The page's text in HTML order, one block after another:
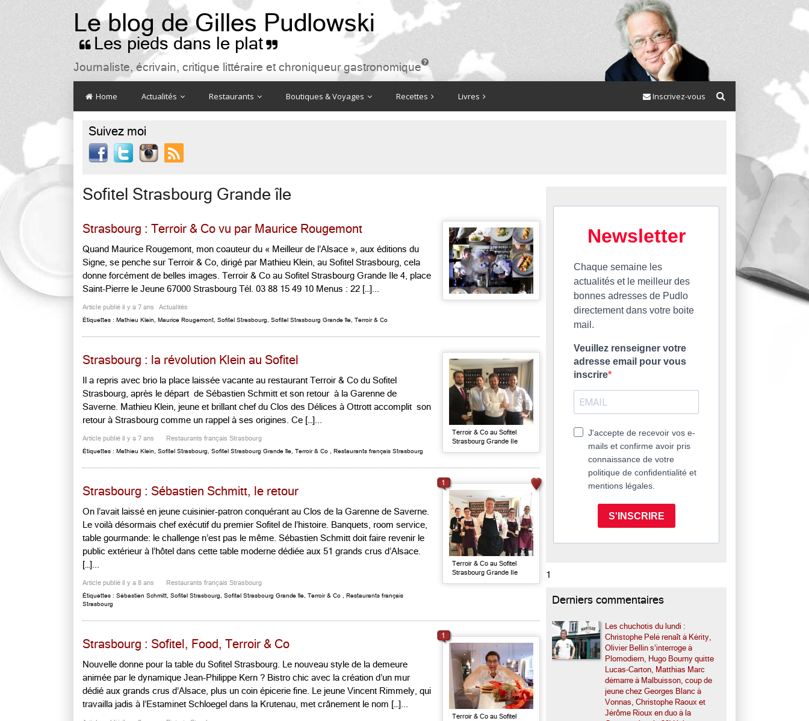
Le blog de Gilles Pudlowski
 Les pieds dans le plat 
Journaliste, écrivain, critique littéraire et chroniqueur gastronomique

Home Actualités Restaurants Boutiques & Voyages Recettes Livres Inscrivez-vous
Suivez moi

Sofitel Strasbourg Grande île
Strasbourg : Terroir & Co vu par Maurice Rougemont
Quand Maurice Rougemont, mon coauteur du « Meilleur de l’Alsace », aux éditions du
Signe, se penche sur Terroir & Co, dirigé par Mathieu Klein, au Sofitel Strasbourg, cela
donne forcément de belles images. Terroir & Co au Sofitel Strasbourg Grande Ile 4, place
Saint-Pierre le Jeune 67000 Strasbourg Tél. 03 88 15 49 10 Menus : 22 […]...
Article publié il y a 7 ans Actualités
Étiquettes : Mathieu Klein Maurice Rougemont Sofitel Strasbourg Sofitel Strasbourg Grande île Terroir & Co
Strasbourg : la révolution Klein au Sofitel
Il a repris avec brio la place laissée vacante au restaurant Terroir & Co du Sofitel
Strasbourg, après le départ de Sébastien Schmitt et son retour à la Garenne de
Saverne. Mathieu Klein, jeune et brillant chef du Clos des Délices à Ottrott accomplit son
retour à Strasbourg comme un rappel à ses origines. Ce […]...
Article publié il y a 7 ans Restaurants français Strasbourg
Étiquettes : Mathieu Klein Sofitel Strasbourg Sofitel Strasbourg Grande île Terroir & Co Restaurants français Strasbourg
Terroir & Co au Sofitel
Strasbourg Grande Ile
Strasbourg : Sébastien Schmitt, le retour
On l’avait laissé en jeune cuisinier-patron conquérant au Clos de la Garenne de Saverne.
Le voilà désormais chef exécutif du premier Sofitel de l’histoire. Banquets, room service,
table gourmande: le challenge n’est pas le même. Sébastien Schmitt doit faire revenir le
public extérieur à l’hôtel dans cette table moderne dédiée aux 51 grands crus d’Alsace.
[…]...
Article publié il y a 8 ans Restaurants français Strasbourg
Étiquettes : Sébastien Schmitt Sofitel Strasbourg Sofitel Strasbourg Grande île Terroir & Co
Restaurants français
Strasbourg
Terroir & Co au Sofitel
Strasbourg Grande Ile
1
Strasbourg : Sofitel, Food, Terroir & Co
Nouvelle donne pour la table du Sofitel Strasbourg. Le nouveau style de la demeure
animée par le dynamique Jean-Philippe Kern ? Bistro chic avec la création d’un mur
dédié aux grands crus d’Alsace, plus un coin épicerie fine. Le jeune Vincent Rimmely, qui
travailla jadis à l’Estaminet Schloegel dans la Krutenau, met crânement le nom […]...
Terroir & Co au Sofitel
1
Newsletter
Chaque semaine les
actualités et le meilleur des
bonnes adresses de Pudlo
directement dans votre boite
mail.
Veuillez renseigner votre
adresse email pour vous
inscrire
J'accepte de recevoir vos e-
mails et confirme avoir pris
connaissance de votre
politique de confidentialité et
mentions légales.
S'INSCRIRE
1
Derniers commentaires
Les chuchotis du lundi :
Christophe Pelé renaît à Kérity,
Olivier Bellin s’interroge à
Plomodiern, Hugo Bourny quitte
Lucas-Carton, Matthias Marc
démarre à Malbuisson, coup de
jeune chez Georges Blanc à
Vonnas, Christophe Raoux et
Jérôme Rioux en duo à la